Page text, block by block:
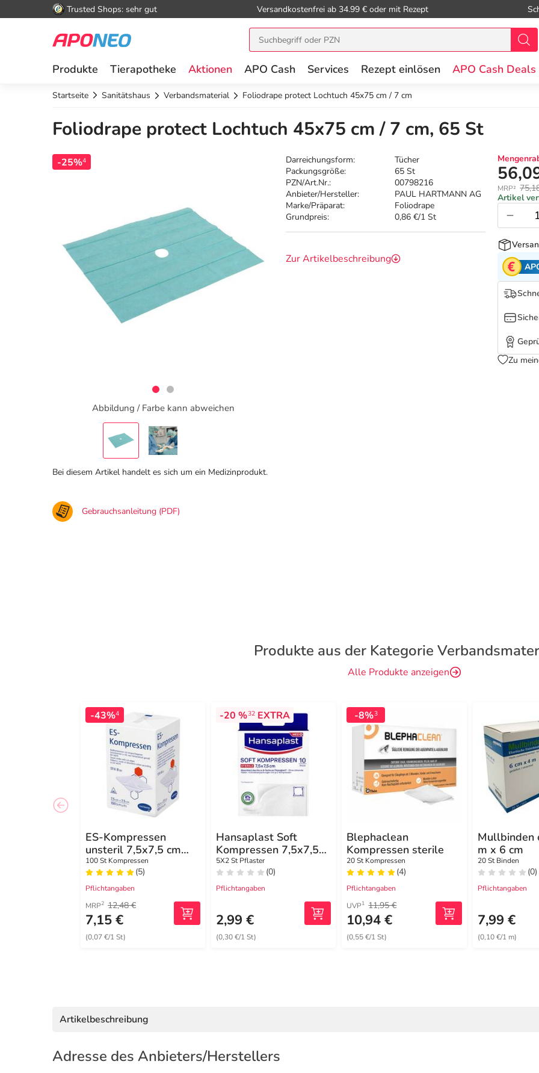
Trusted Shops: sehr gut Versandkostenfrei ab 34.99 € oder mit Rezept
Produkte Tierapotheke Aktionen APO Cash Services Rezept einlösen APO Cash Deals
Startseite Sanitätshaus Verbandsmaterial Foliodrape protect Lochtuch 45x75 cm / 7 cm
Foliodrape protect Lochtuch 45x75 cm / 7 cm, 65 St
-25%4
Abbildung / Farbe kann abweichen
Darreichungsform:
Tücher
Packungsgröße:
65 St
PZN/Art.Nr.:
00798216
Anbieter/Hersteller:
PAUL HARTMANN AG
Marke/Präparat:
Foliodrape
Grundpreis:
0,86 €/1 St
Zur Artikelbeschreibung
MRP²
Artikel
Zu
Bei diesem Artikel handelt es sich um ein Medizinprodukt.
Gebrauchsanleitung (PDF)
Produkte aus der Kategorie
Alle Produkte anzeigen
-43%4
ES-Kompressen
unsteril 7,5x7,5 cm
8fach
100 St Kompressen
(5)
Pflichtangaben
MRP2 12,48 €
7,15 €
(0,07 €/1 St)
-20 %32 EXTRA
Hansaplast Soft
Kompressen 7,5x7,5
cm steril
5X2 St Pflaster
(0)
Pflichtangaben
2,99 €
(0,30 €/1 St)
-8%3
Blephaclean
Kompressen sterile
20 St Kompressen
(4)
Pflichtangaben
UVP1 11,95 €
10,94 €
(0,55 €/1 St)
Mullbinden
m x 6 cm
20 St Binden
(0)
Pflichtangaben
7,99 €
(0,10 €/1 m)
Artikelbeschreibung
Adresse des Anbieters/Herstellers